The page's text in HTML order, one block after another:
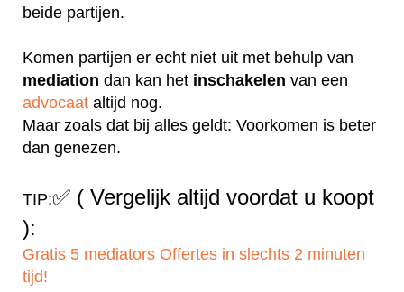
beide partijen.
Komen partijen er echt niet uit met behulp van
mediation dan kan het inschakelen van een
advocaat altijd nog.
Maar zoals dat bij alles geldt: Voorkomen is beter
dan genezen.
TIP:✅ ( Vergelijk altijd voordat u koopt
):
Gratis 5 mediators Offertes in slechts 2 minuten
tijd!